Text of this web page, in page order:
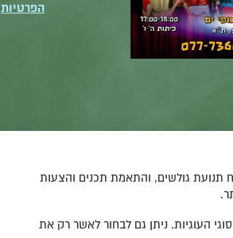
הפרטיות
תנועת גולשים, והתאמת תכנים והצעות
העוגיות. ניתן גם לבחור לאשר רק את